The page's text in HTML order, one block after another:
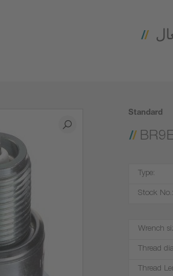
Standard
Type:
Stock No.:
Wrench
Thread
Thread